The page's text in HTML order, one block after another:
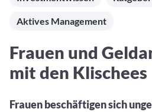
Fondswissen
investieren Sie richtig
Aktuelle Rankings und
Fondsvergleich
Übersichtlich bis zu 10 Fonds
Finanzdienstleister
Informationen und Beiträge
Community-Partner
Informationen und Beiträge
Webinar verpasst? Hier gibt
Online-Veranstaltungen.
Aktives Management
Frauen und
mit den Klischees
Frauen beschäftigen sich